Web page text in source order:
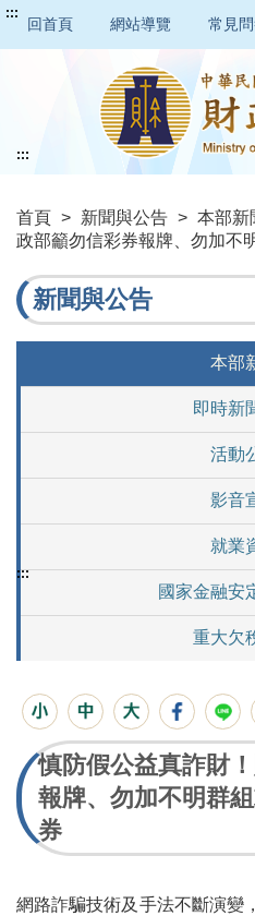
:::
回首頁 網站導覽 常見
首頁 > 新聞與公告 > 本部新
政部籲勿信彩券報牌、勿加不
:::
新聞與公告
本部
即時新
活動
影音
就業
國家金融安
重大欠
:::
慎防假公益真詐財
報牌、勿加不明群
券
網路詐騙技術及手法不斷演變